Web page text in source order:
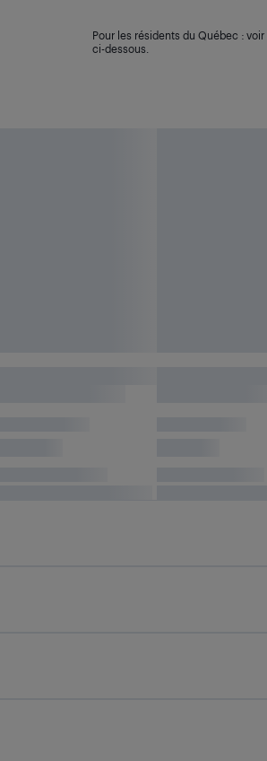
Pour les résidents du Québec :
ci-dessous.